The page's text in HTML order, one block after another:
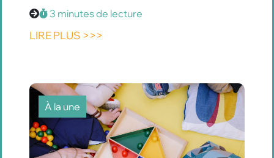
3 minutes de lecture
LIRE PLUS >>>
À la une